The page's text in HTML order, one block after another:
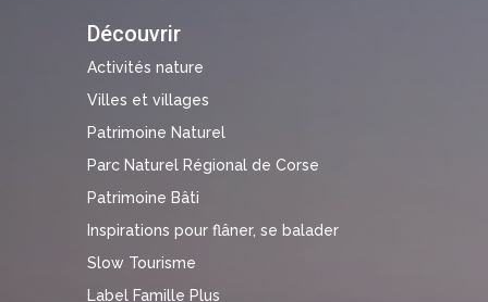
Découvrir
Activités nature
Villes et villages
Patrimoine Naturel
Parc Naturel Régional de Corse
Patrimoine Bâti
Inspirations pour flâner, se balader
Slow Tourisme
Label Famille Plus